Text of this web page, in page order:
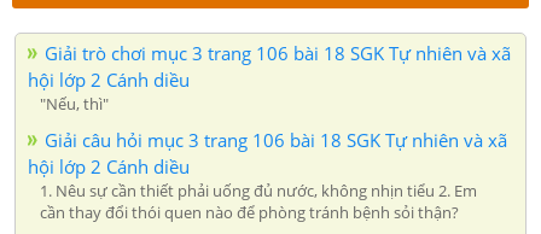
Giải trò chơi mục 3 trang 106 bài 18 SGK Tự nhiên và xã
hội lớp 2 Cánh diều
"Nếu, thì"
Giải câu hỏi mục 3 trang 106 bài 18 SGK Tự nhiên và xã
hội lớp 2 Cánh diều
1. Nêu sự cần thiết phải uống đủ nước, không nhịn tiểu 2. Em
cần thay đổi thói quen nào để phòng tránh bệnh sỏi thận?